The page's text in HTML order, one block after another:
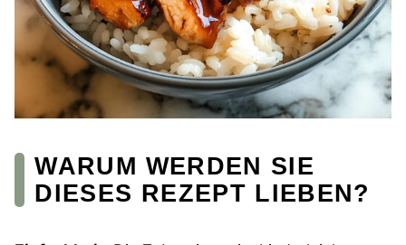
WARUM WERDEN SIE
DIESES REZEPT LIEBEN?